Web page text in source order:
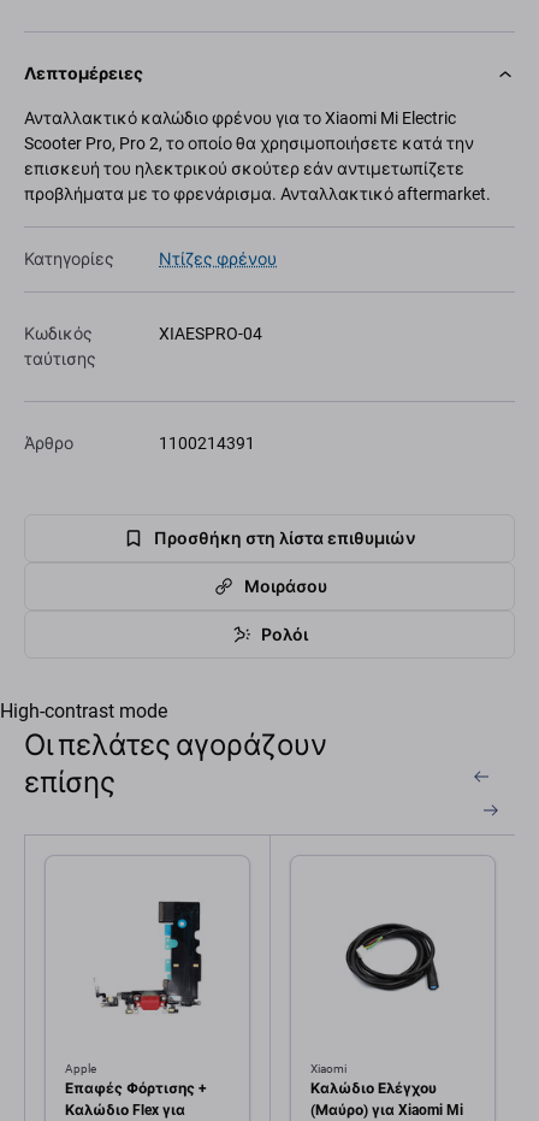
Λεπτομέρειες
Ανταλλακτικό καλώδιο φρένου για το Xiaomi Mi Electric
Scooter Pro, Pro 2, το οποίο θα χρησιμοποιήσετε κατά την
επισκευή του ηλεκτρικού σκούτερ εάν αντιμετωπίζετε
προβλήματα με το φρενάρισμα. Ανταλλακτικό aftermarket.
Κατηγορίες Ντίζες φρένου
Κωδικός
ταύτισης
XIAESPRO-04
Άρθρο 1100214391
Προσθήκη στη λίστα επιθυμιών
Μοιράσου
Ρολόι
High-contrast mode
Οι πελάτες αγοράζουν
επίσης
Apple
Επαφές Φόρτισης +
Καλώδιο Flex για
Xiaomi
Καλώδιο Ελέγχου
(Μαύρο) για Xiaomi Mi